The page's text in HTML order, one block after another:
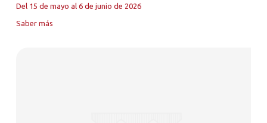
Del 15 de mayo al 6 de junio de 2026
Saber más